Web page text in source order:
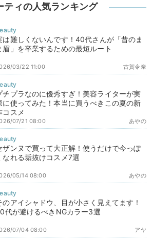
ティの人気ランキング
は難しくないんです！40代さんが「昔のま
眉」を卒業するための最短ルート
古賀令奈
03/22 11:00
チプラなのに優秀すぎ！美容ライターが実
に使ってみた！本当に買うべきこの夏の新
コスメ
あやの
07/21 08:00
ザンヌで買って大正解！使うだけで今っぽ
なれる垢抜けコスメ7選
あやの
05/14 08:00
のアイシャドウ、目が小さく見えてます！
代が避けるべきNGカラー3選
アヤ
07/04 08:00